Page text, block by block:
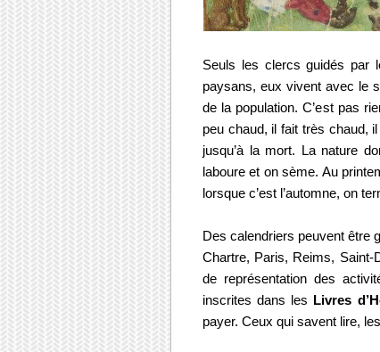
Seuls les clercs guidés par
paysans, eux vivent avec le
de la population. C’est pas
peu chaud, il fait très chaud,
jusqu’à la mort. La nature
laboure et on sème. Au
lorsque c’est l’automne, on
Des calendriers peuvent être
Chartre, Paris, Reims,
de représentation des
inscrites dans les Livres
payer. Ceux qui savent lire,